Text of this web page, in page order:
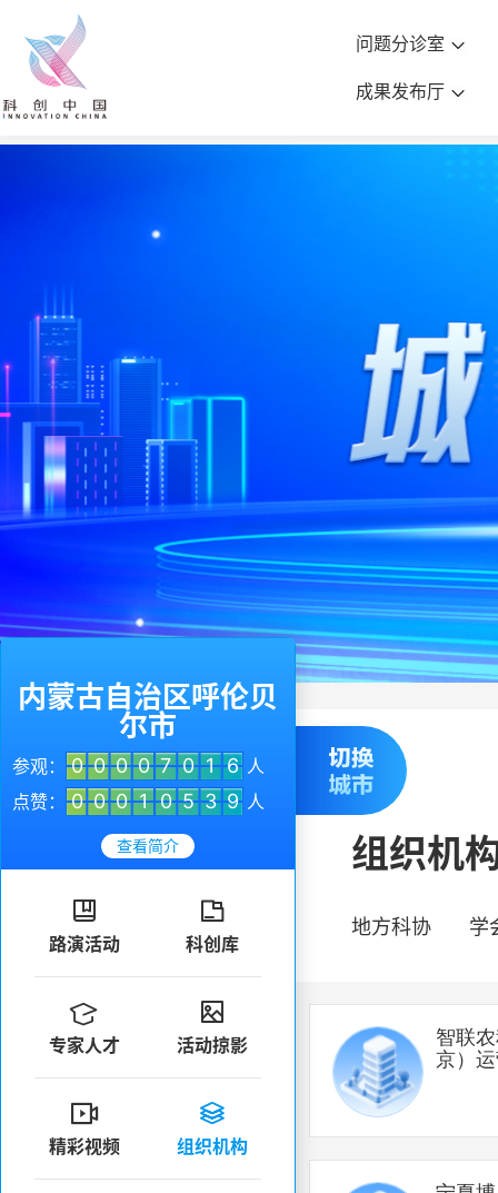
问题分诊室
成果发布厅
组织机
地方科协 学
内蒙古自治区呼伦贝
尔市
参观： 0 0 0 0 7 0 1 6 人
点赞：
0 0 0 1 0 5 3 9 人
查看简介

路演活动

科创库

专家人才

活动掠影

精彩视频

组织机构
智联
京）